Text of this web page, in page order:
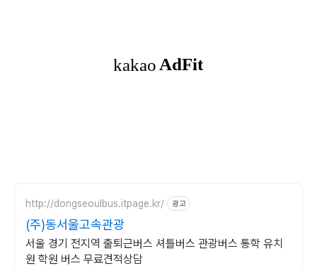
http://dongseoulbus.itpage.kr/ 광고
(주)동서울고속관광
서울 경기 전지역 출퇴근버스 셔틀버스 관광버스 통학 유치
원 학원 버스 무료견적상담